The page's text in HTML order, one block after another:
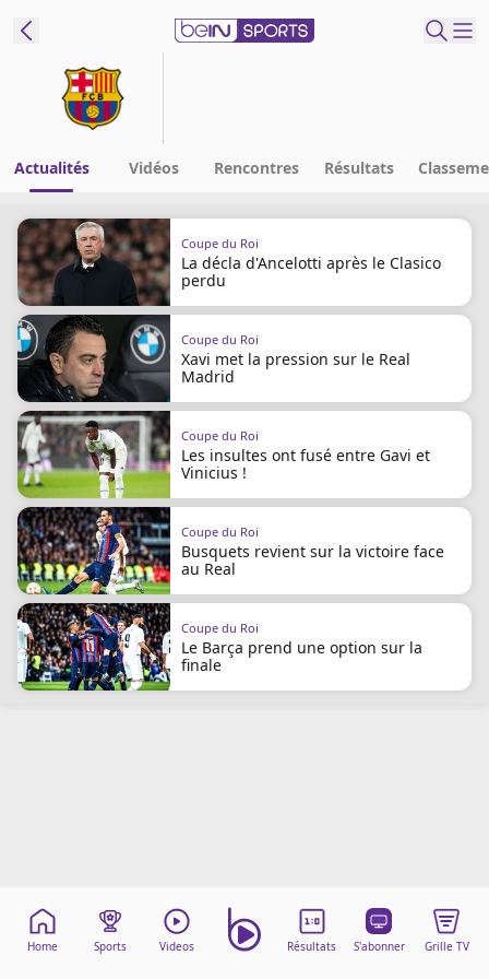
CONNECT
Edition
France
Replays
Podcasts
En Direct
Gérer les
notifications
Contactez nous
Grille TV
beINSPIRED
CGU
Mentions légales
Cookies
Protection des données
Paramétrer mon consentement
Actualités Vidéos Rencontres Résultats
Coupe du Roi
La décla d'Ancelotti après le Clasico
perdu
Coupe du Roi
Xavi met la pression sur le Real
Madrid
Coupe du Roi
Les insultes ont fusé entre Gavi et
Vinicius !
Coupe du Roi
Busquets revient sur la victoire face
au Real
Coupe du Roi
Le Barça prend une option sur la
finale
Home Sports Videos Résultats S'abonner Grille TV